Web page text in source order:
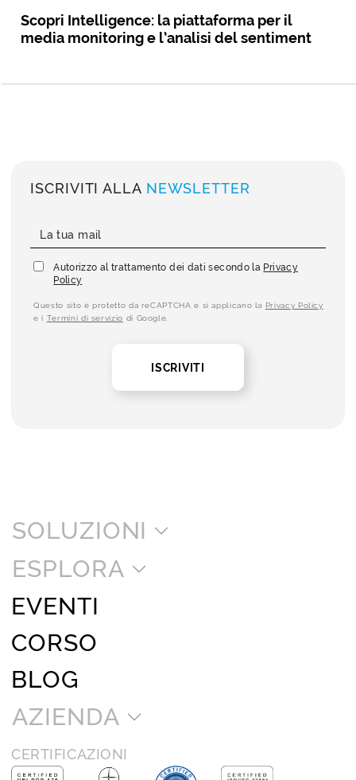
Scopri Intelligence: la piattaforma per il
media monitoring e l’analisi del sentiment
ISCRIVITI ALLA NEWSLETTER
Autorizzo al trattamento dei dati secondo la Privacy
Policy
Questo sito è protetto da reCAPTCHA e si applicano la Privacy Policy
e i Termini di servizio di Google.
ISCRIVITI
SOLUZIONI
ESPLORA
EVENTI
CORSO
BLOG
AZIENDA
CERTIFICAZIONI